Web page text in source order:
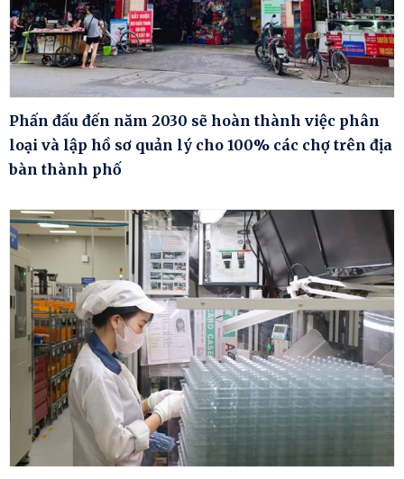
Phấn đấu đến năm 2030 sẽ hoàn thành việc phân
loại và lập hồ sơ quản lý cho 100% các chợ trên địa
bàn thành phố